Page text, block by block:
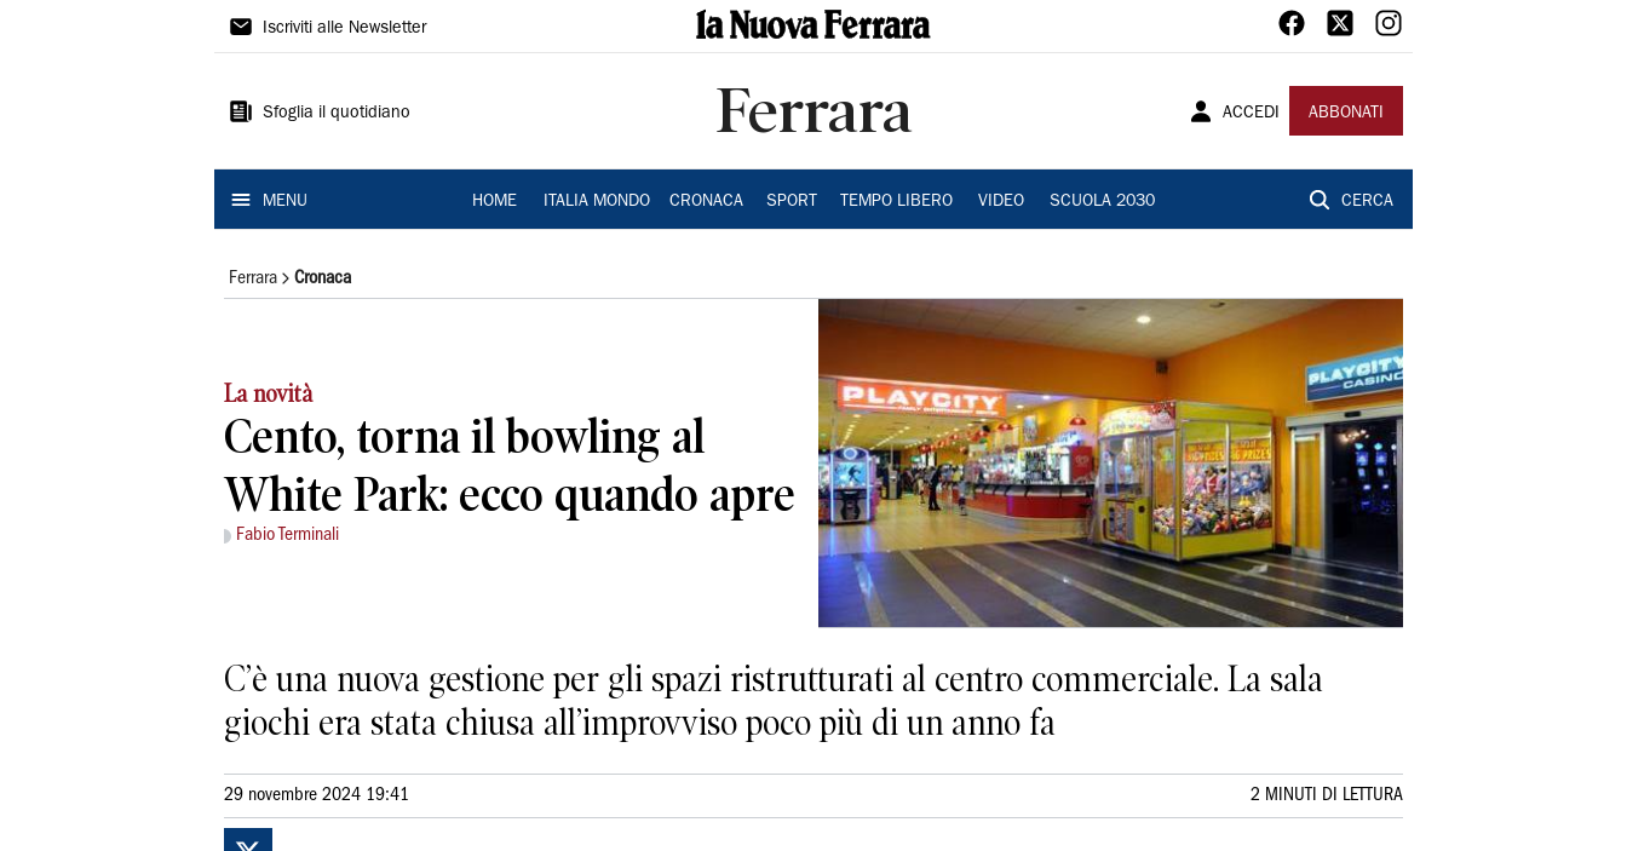
La
Ferrara
Iscriviti alle Newsletter
Sfoglia il quotidiano Ferrara ACCEDI ABBONATI
MENU HOME ITALIA MONDO CRONACA SPORT TEMPO LIBERO VIDEO SCUOLA 2030 CERCA
Ferrara Cronaca
La novità
Cento, torna il bowling al
White Park: ecco quando apre
Fabio Terminali
C’è una nuova gestione per gli spazi ristrutturati al centro commerciale. La sala
giochi era stata chiusa all’improvviso poco più di un anno fa
29 novembre 2024 19:41 2 MINUTI DI LETTURA